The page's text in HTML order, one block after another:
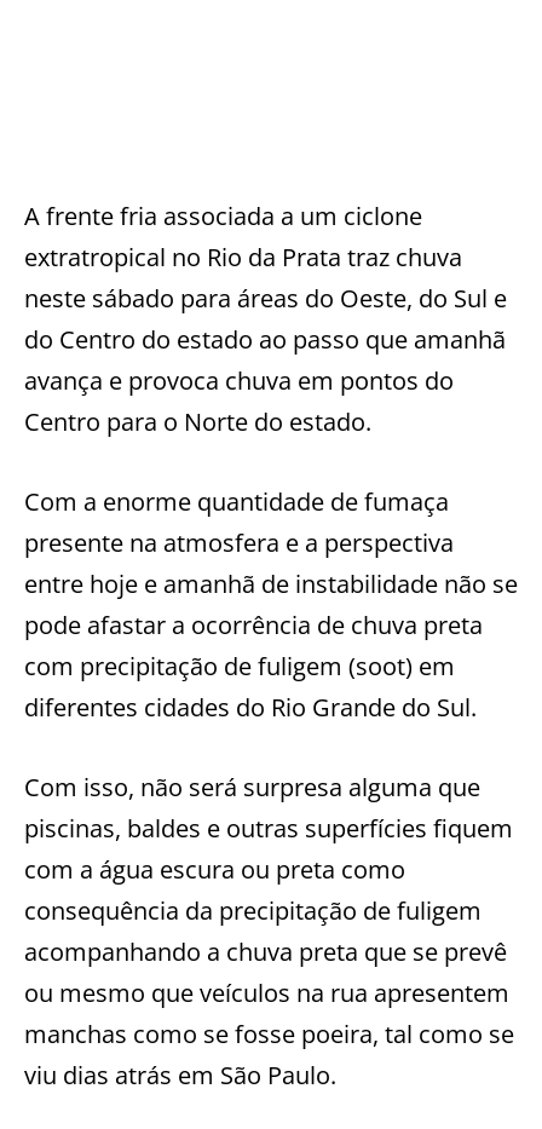
A frente fria associada a um ciclone
extratropical no Rio da Prata traz chuva
neste sábado para áreas do Oeste, do Sul e
do Centro do estado ao passo que amanhã
avança e provoca chuva em pontos do
Centro para o Norte do estado.
Com a enorme quantidade de fumaça
presente na atmosfera e a perspectiva
entre hoje e amanhã de instabilidade não se
pode afastar a ocorrência de chuva preta
com precipitação de fuligem (soot) em
diferentes cidades do Rio Grande do Sul.
Com isso, não será surpresa alguma que
piscinas, baldes e outras superfícies fiquem
com a água escura ou preta como
consequência da precipitação de fuligem
acompanhando a chuva preta que se prevê
ou mesmo que veículos na rua apresentem
manchas como se fosse poeira, tal como se
viu dias atrás em São Paulo.